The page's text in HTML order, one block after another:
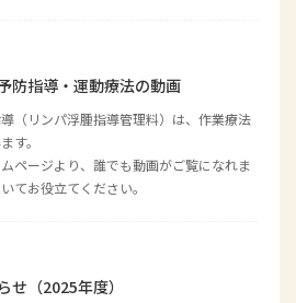
防指導・運動療法の動画
（リンパ浮腫指導管理料）は、作業療法
す。
ページより、誰でも動画がご覧になれま
てお役立てください。
せ（2025年度）